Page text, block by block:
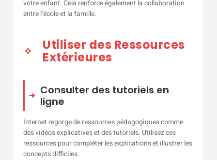
votre enfant. Cela renforce également la collaboration
entre l’école et la famille.
Utiliser des Ressources
Extérieures
Consulter des tutoriels en
ligne
Internet regorge de ressources pédagogiques comme
des vidéos explicatives et des tutoriels. Utilisez ces
ressources pour compléter les explications et illustrer les
concepts difficiles.